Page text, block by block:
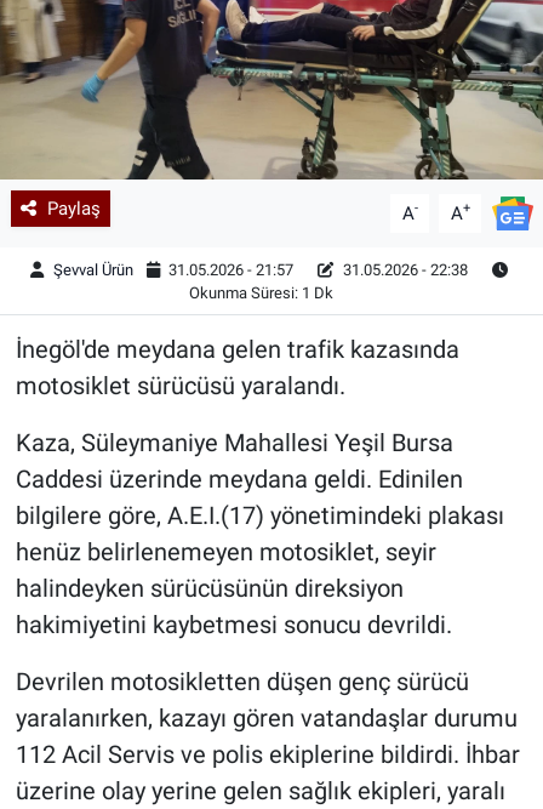
Paylaş A- A+
Şevval Ürün 31.05.2026 - 21:57
31.05.2026 - 22:38
Okunma Süresi: 1 Dk
İnegöl'de meydana gelen trafik kazasında
motosiklet sürücüsü yaralandı.
Kaza, Süleymaniye Mahallesi Yeşil Bursa
Caddesi üzerinde meydana geldi. Edinilen
bilgilere göre, A.E.I.(17) yönetimindeki plakası
henüz belirlenemeyen motosiklet, seyir
halindeyken sürücüsünün direksiyon
hakimiyetini kaybetmesi sonucu devrildi.
Devrilen motosikletten düşen genç sürücü
yaralanırken, kazayı gören vatandaşlar durumu
112 Acil Servis ve polis ekiplerine bildirdi. İhbar
üzerine olay yerine gelen sağlık ekipleri, yaralı
Siyaset
Teknoloji
Yazarlar
Astroloji-Rüya